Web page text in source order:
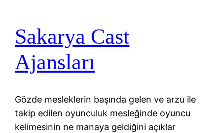
Sakarya Cast
Ajansları
Gözde mesleklerin başında gelen ve arzu ile
takip edilen oyunculuk mesleğinde oyuncu
kelimesinin ne manaya geldiğini açıklar